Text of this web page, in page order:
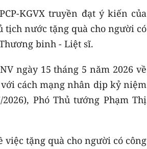
KGVX truyền đạt ý kiến của
tịch nước tặng quà cho người có
binh - Liệt sĩ.
ngày 15 tháng 5 năm 2026 về
cách mạng nhân dịp kỷ niệm
Phó Thủ tướng Phạm Thị
tặng quà cho người có công